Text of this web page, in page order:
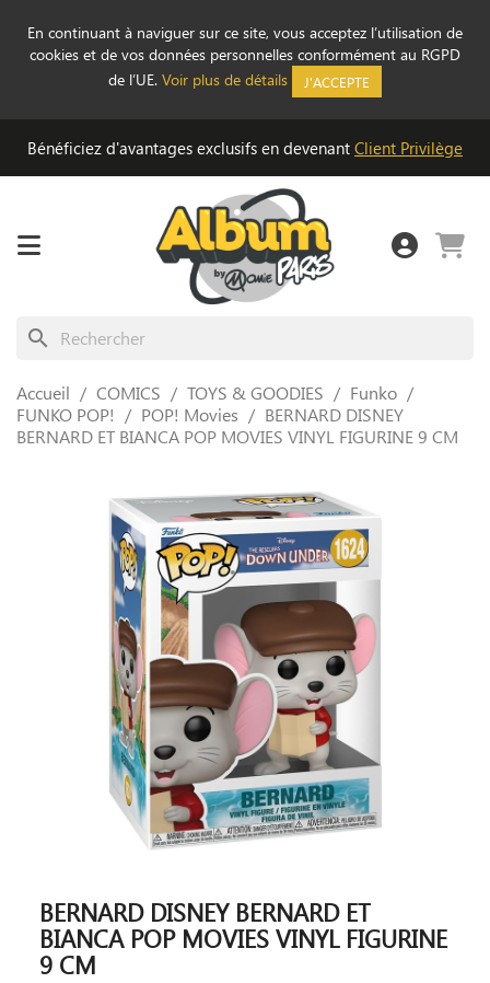
En continuant à naviguer sur ce site, vous acceptez l’utilisation de
cookies et de vos données personnelles conformément au RGPD
de l’UE. Voir plus de détails J'ACCEPTE
Bénéficiez d'avantages exclusifs en devenant Client Privilège
search
Accueil COMICS TOYS & GOODIES
Funko
FUNKO POP!
POP! Movies
BERNARD DISNEY
BERNARD ET BIANCA POP MOVIES VINYL FIGURINE 9 CM
BERNARD DISNEY BERNARD ET
BIANCA POP MOVIES VINYL FIGURINE
9 CM